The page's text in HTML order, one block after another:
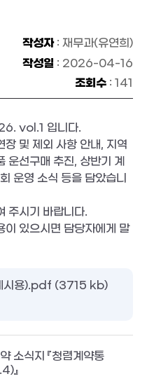
작성자: 재무과(유연희)
작성일 : 2026-04-16
조회수 : 141
vol.1 입니다.
장 및 제외 사항 안내, 지역
운선구매 추진, 상반기 계
운영 소식 등을 담았습니
주시기 바랍니다.
이 있으시면 담당자에게 말
시용).pdf (3715 kb)
소식지 『청렴계약통
』